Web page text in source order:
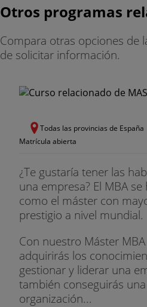
de forma periódica y sobre
interés para los alumnos
de Administración de
Prácticas en Empresas
Los alumnos matriculados
oportunidad de realizar
concebidas como un
desarrollan en paralelo al
Bolsa de Trabajo
El alumno interesado tiene
bolsa del trabajo del
realiza directamente a
La bolsa de trabajo
aquellas empresas que
alumnos de EAE – Escuela
Empresas en sus procesos
Otros programas
Compara otras opciones de
de solicitar información.
Todas las provincias de España
Matrícula abierta
¿Te gustaría tener las
una empresa? El MBA
como el máster con
prestigio a nivel mundial.
Con nuestro Máster
adquirirás los
gestionar y liderar una
también conseguirás
organización...